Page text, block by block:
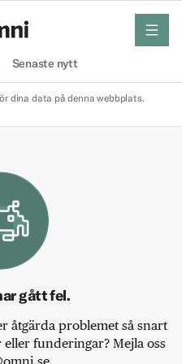
Senaste nytt
meny
dina data på denna webbplats.
gått fel.
åtgärda problemet så snart
funderingar? Mejla oss